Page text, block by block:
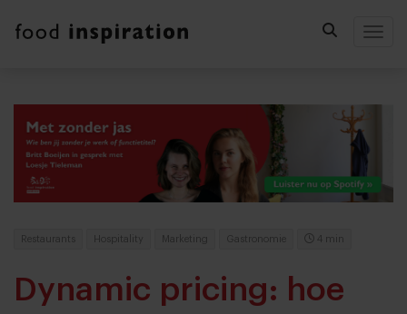
Restaurants Hospitality Marketing Gastronomie 4 min
Dynamic pricing: hoe